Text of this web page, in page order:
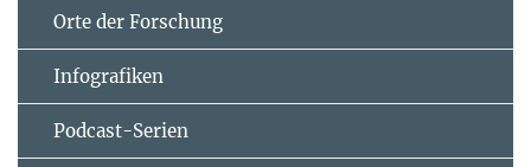
Orte der Forschung
Infografiken
Podcast-Serien